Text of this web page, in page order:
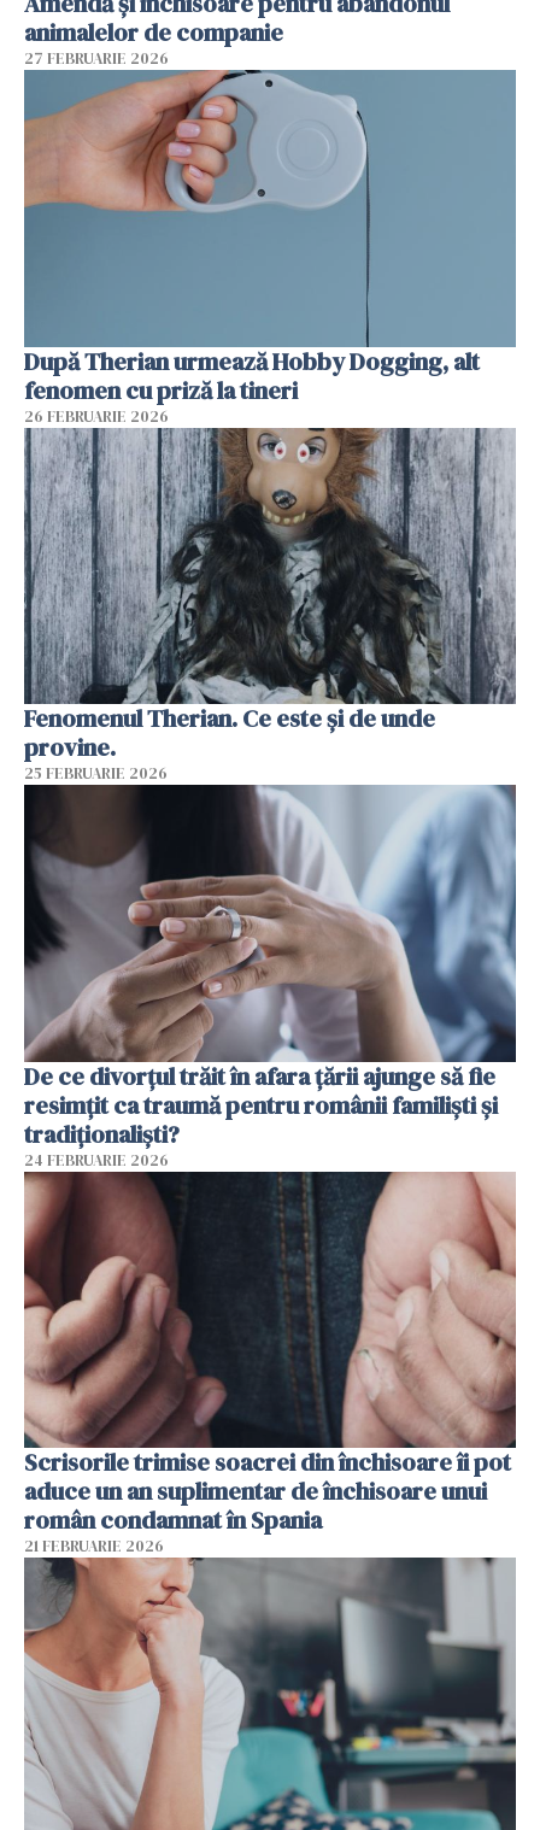
animalelor de companie
27 FEBRUARIE 2026
După Therian urmează Hobby Dogging, alt
fenomen cu priză la tineri
26 FEBRUARIE 2026
Fenomenul Therian. Ce este și de unde
provine.
25 FEBRUARIE 2026
De ce divorțul trăit în afara țării ajunge să fie
resimțit ca traumă pentru românii familiști și
tradiționaliști?
24 FEBRUARIE 2026
Scrisorile trimise soacrei din închisoare îi pot
aduce un an suplimentar de închisoare unui
român condamnat în Spania
21 FEBRUARIE 2026